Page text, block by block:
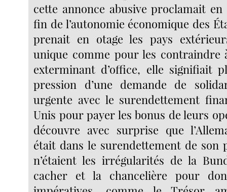
cette annonce abusive proclamait
fin de l’autonomie économique des
prenait en otage les pays
unique comme pour les contraindre
exterminant d’office, elle signifiait
pression d’une demande de
urgente avec le surendettement
Unis pour payer les bonus de leurs
découvre avec surprise que
était dans le surendettement de son
n’étaient les irrégularités de la
cacher et la chancelière pour